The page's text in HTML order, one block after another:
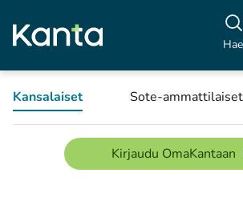
Hae
Kansalaiset Sote-ammattilaiset
Kirjaudu OmaKantaan